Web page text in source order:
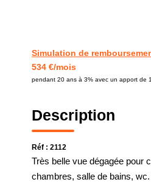
Simulation de
534 €/mois
pendant 20 ans à 3% avec un apport de
Description
Réf : 2112
Très belle vue dégagée pour
chambres, salle de bains,